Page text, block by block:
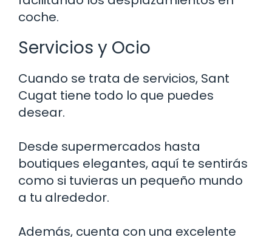
coche.
Servicios y Ocio
Cuando se trata de servicios, Sant
Cugat tiene todo lo que puedes
desear.
Desde supermercados hasta
boutiques elegantes, aquí te sentirás
como si tuvieras un pequeño mundo
a tu alrededor.
Además, cuenta con una excelente